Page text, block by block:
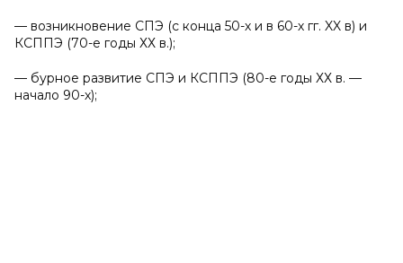
— возникновение СПЭ (с конца 50-х и в 60-х гг. XX в) и
КСППЭ (70-е годы ХХ в.);
— бурное развитие СПЭ и КСППЭ (80-е годы ХХ в. —
начало 90-х);